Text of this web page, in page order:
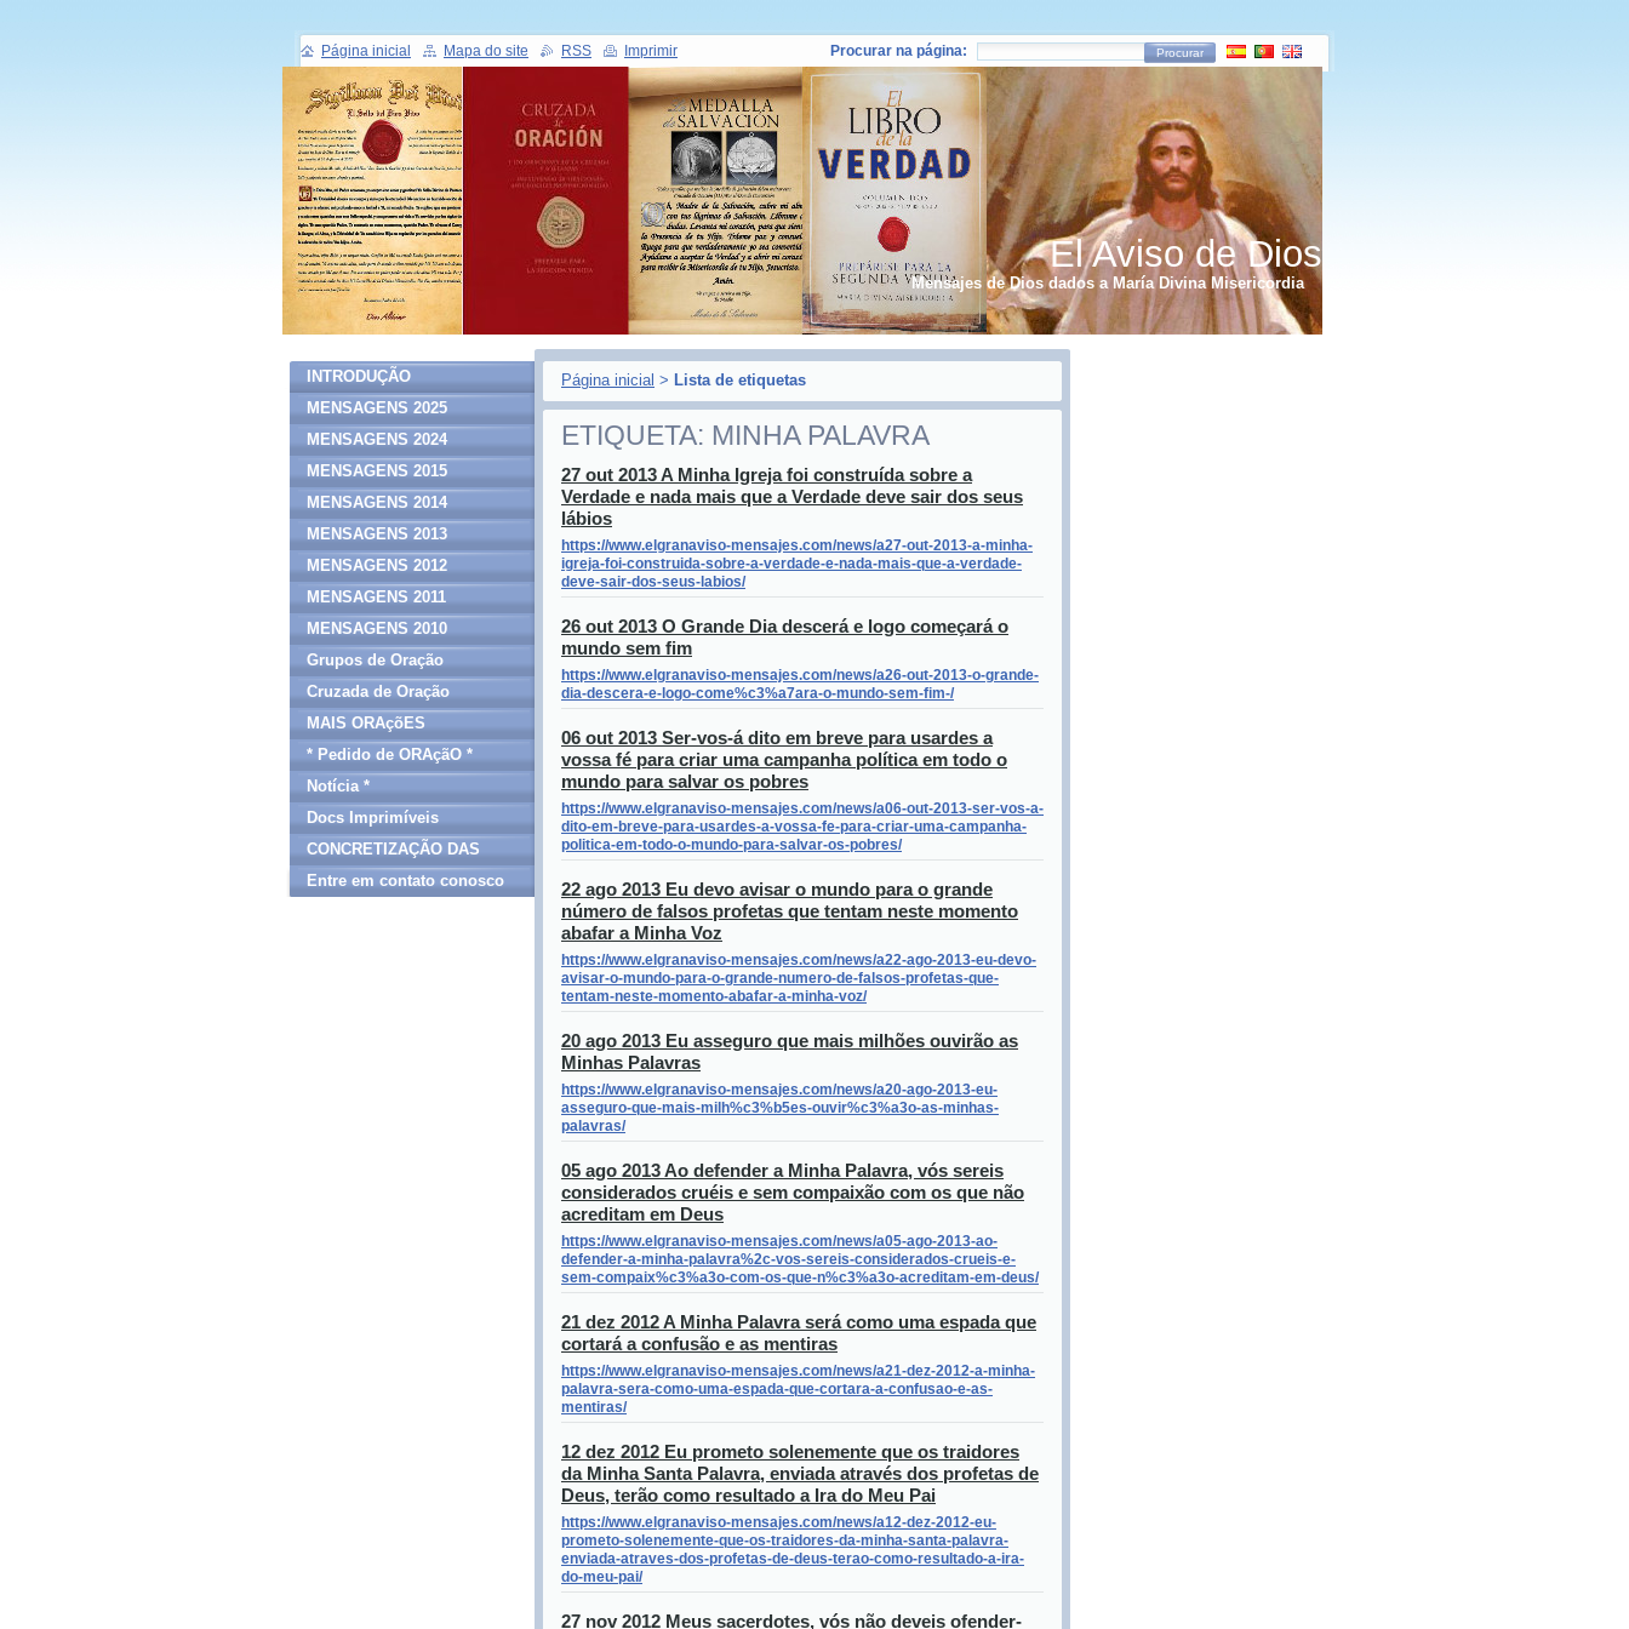
El Aviso de Dios
Mensajes de Dios dados a María Divina Misericordia
Página inicial > Lista de etiquetas
ETIQUETA: MINHA PALAVRA
27 out 2013 A Minha Igreja foi construída sobre a
Verdade e nada mais que a Verdade deve sair dos seus
lábios
https://www.elgranaviso-mensajes.com/news/a27-out-2013-a-minha-
igreja-foi-construida-sobre-a-verdade-e-nada-mais-que-a-verdade-
deve-sair-dos-seus-labios/
26 out 2013 O Grande Dia descerá e logo começará o
mundo sem fim
https://www.elgranaviso-mensajes.com/news/a26-out-2013-o-grande-
dia-descera-e-logo-come%c3%a7ara-o-mundo-sem-fim-/
06 out 2013 Ser-vos-á dito em breve para usardes a
vossa fé para criar uma campanha política em todo o
mundo para salvar os pobres
https://www.elgranaviso-mensajes.com/news/a06-out-2013-ser-vos-a-
dito-em-breve-para-usardes-a-vossa-fe-para-criar-uma-campanha-
politica-em-todo-o-mundo-para-salvar-os-pobres/
22 ago 2013 Eu devo avisar o mundo para o grande
número de falsos profetas que tentam neste momento
abafar a Minha Voz
https://www.elgranaviso-mensajes.com/news/a22-ago-2013-eu-devo-
avisar-o-mundo-para-o-grande-numero-de-falsos-profetas-que-
tentam-neste-momento-abafar-a-minha-voz/
20 ago 2013 Eu asseguro que mais milhões ouvirão as
Minhas Palavras
https://www.elgranaviso-mensajes.com/news/a20-ago-2013-eu-
asseguro-que-mais-milh%c3%b5es-ouvir%c3%a3o-as-minhas-
palavras/
05 ago 2013 Ao defender a Minha Palavra, vós sereis
considerados cruéis e sem compaixão com os que não
acreditam em Deus
https://www.elgranaviso-mensajes.com/news/a05-ago-2013-ao-
defender-a-minha-palavra%2c-vos-sereis-considerados-crueis-e-
sem-compaix%c3%a3o-com-os-que-n%c3%a3o-acreditam-em-deus/
21 dez 2012 A Minha Palavra será como uma espada que
cortará a confusão e as mentiras
https://www.elgranaviso-mensajes.com/news/a21-dez-2012-a-minha-
palavra-sera-como-uma-espada-que-cortara-a-confusao-e-as-
mentiras/
12 dez 2012 Eu prometo solenemente que os traidores
da Minha Santa Palavra, enviada através dos profetas de
Deus, terão como resultado a Ira do Meu Pai
https://www.elgranaviso-mensajes.com/news/a12-dez-2012-eu-
prometo-solenemente-que-os-traidores-da-minha-santa-palavra-
enviada-atraves-dos-profetas-de-deus-terao-como-resultado-a-ira-
do-meu-pai/
27 nov 2012 Meus sacerdotes, vós não deveis ofender-
INTRODUÇÃO
MENSAGENS 2025
MENSAGENS 2024
MENSAGENS 2015
MENSAGENS 2014
MENSAGENS 2013
MENSAGENS 2012
MENSAGENS 2011
MENSAGENS 2010
Grupos de Oração
Cruzada de Oração
MAIS ORAçõES
* Pedido de ORAçãO *
Notícia *
Docs Imprimíveis
CONCRETIZAÇÃO DAS
MENSAGENS
Entre em contato conosco
Página inicial Mapa do site RSS Imprimir Procurar na página: Procurar